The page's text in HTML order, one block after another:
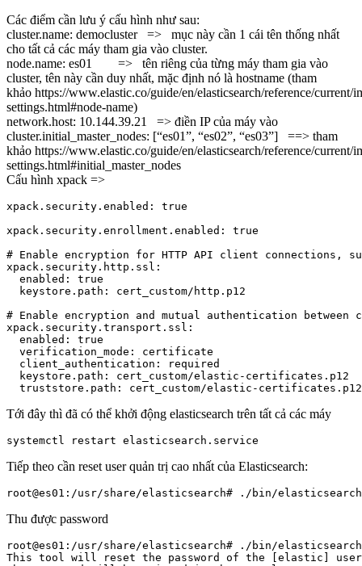
Các điểm cần lưu ý cấu hình như sau:
cluster.name: democluster => mục này cần 1 cái tên thống nhất
cho tất cả các máy tham gia vào cluster.
node.name: es01 => tên riêng của từng máy tham gia vào
cluster, tên này cần duy nhất, mặc định nó là hostname (tham
khảo https://www.elastic.co/guide/en/elasticsearch/reference/current/
settings.html#node-name)
network.host: 10.144.39.21 => điền IP của máy vào
cluster.initial_master_nodes: [“es01”, “es02”, “es03”] ==> tham
khảo https://www.elastic.co/guide/en/elasticsearch/reference/current/
settings.html#initial_master_nodes
Cấu hình xpack =>
xpack.security.enabled: true
xpack.security.enrollment.enabled: true
# Enable encryption for HTTP API client connections,
xpack.security.http.ssl:
  enabled: true
  keystore.path: cert_custom/http.p12
# Enable encryption and mutual authentication between
xpack.security.transport.ssl:
  enabled: true
  verification_mode: certificate
  client_authentication: required
  keystore.path: cert_custom/elastic-certificates.p12
  truststore.path: cert_custom/elastic-certificates.p12
Tới đây thì đã có thể khởi động elasticsearch trên tất cả các máy
systemctl restart elasticsearch.service
Tiếp theo cần reset user quản trị cao nhất của Elasticsearch:
Thu được password
root@es01:/usr/share/elasticsearch# ./bin/
This tool will reset the password of the [elastic] user